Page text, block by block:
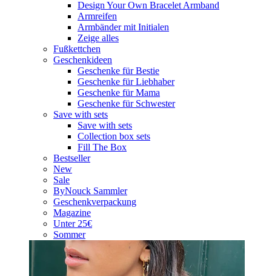
Design Your Own Bracelet Armband
Armreifen
Armbänder mit Initialen
Zeige alles
Fußkettchen
Geschenkideen
Geschenke für Bestie
Geschenke für Liebhaber
Geschenke für Mama
Geschenke für Schwester
Save with sets
Save with sets
Collection box sets
Fill The Box
Bestseller
New
Sale
ByNouck Sammler
Geschenkverpackung
Magazine
Unter 25€
Sommer